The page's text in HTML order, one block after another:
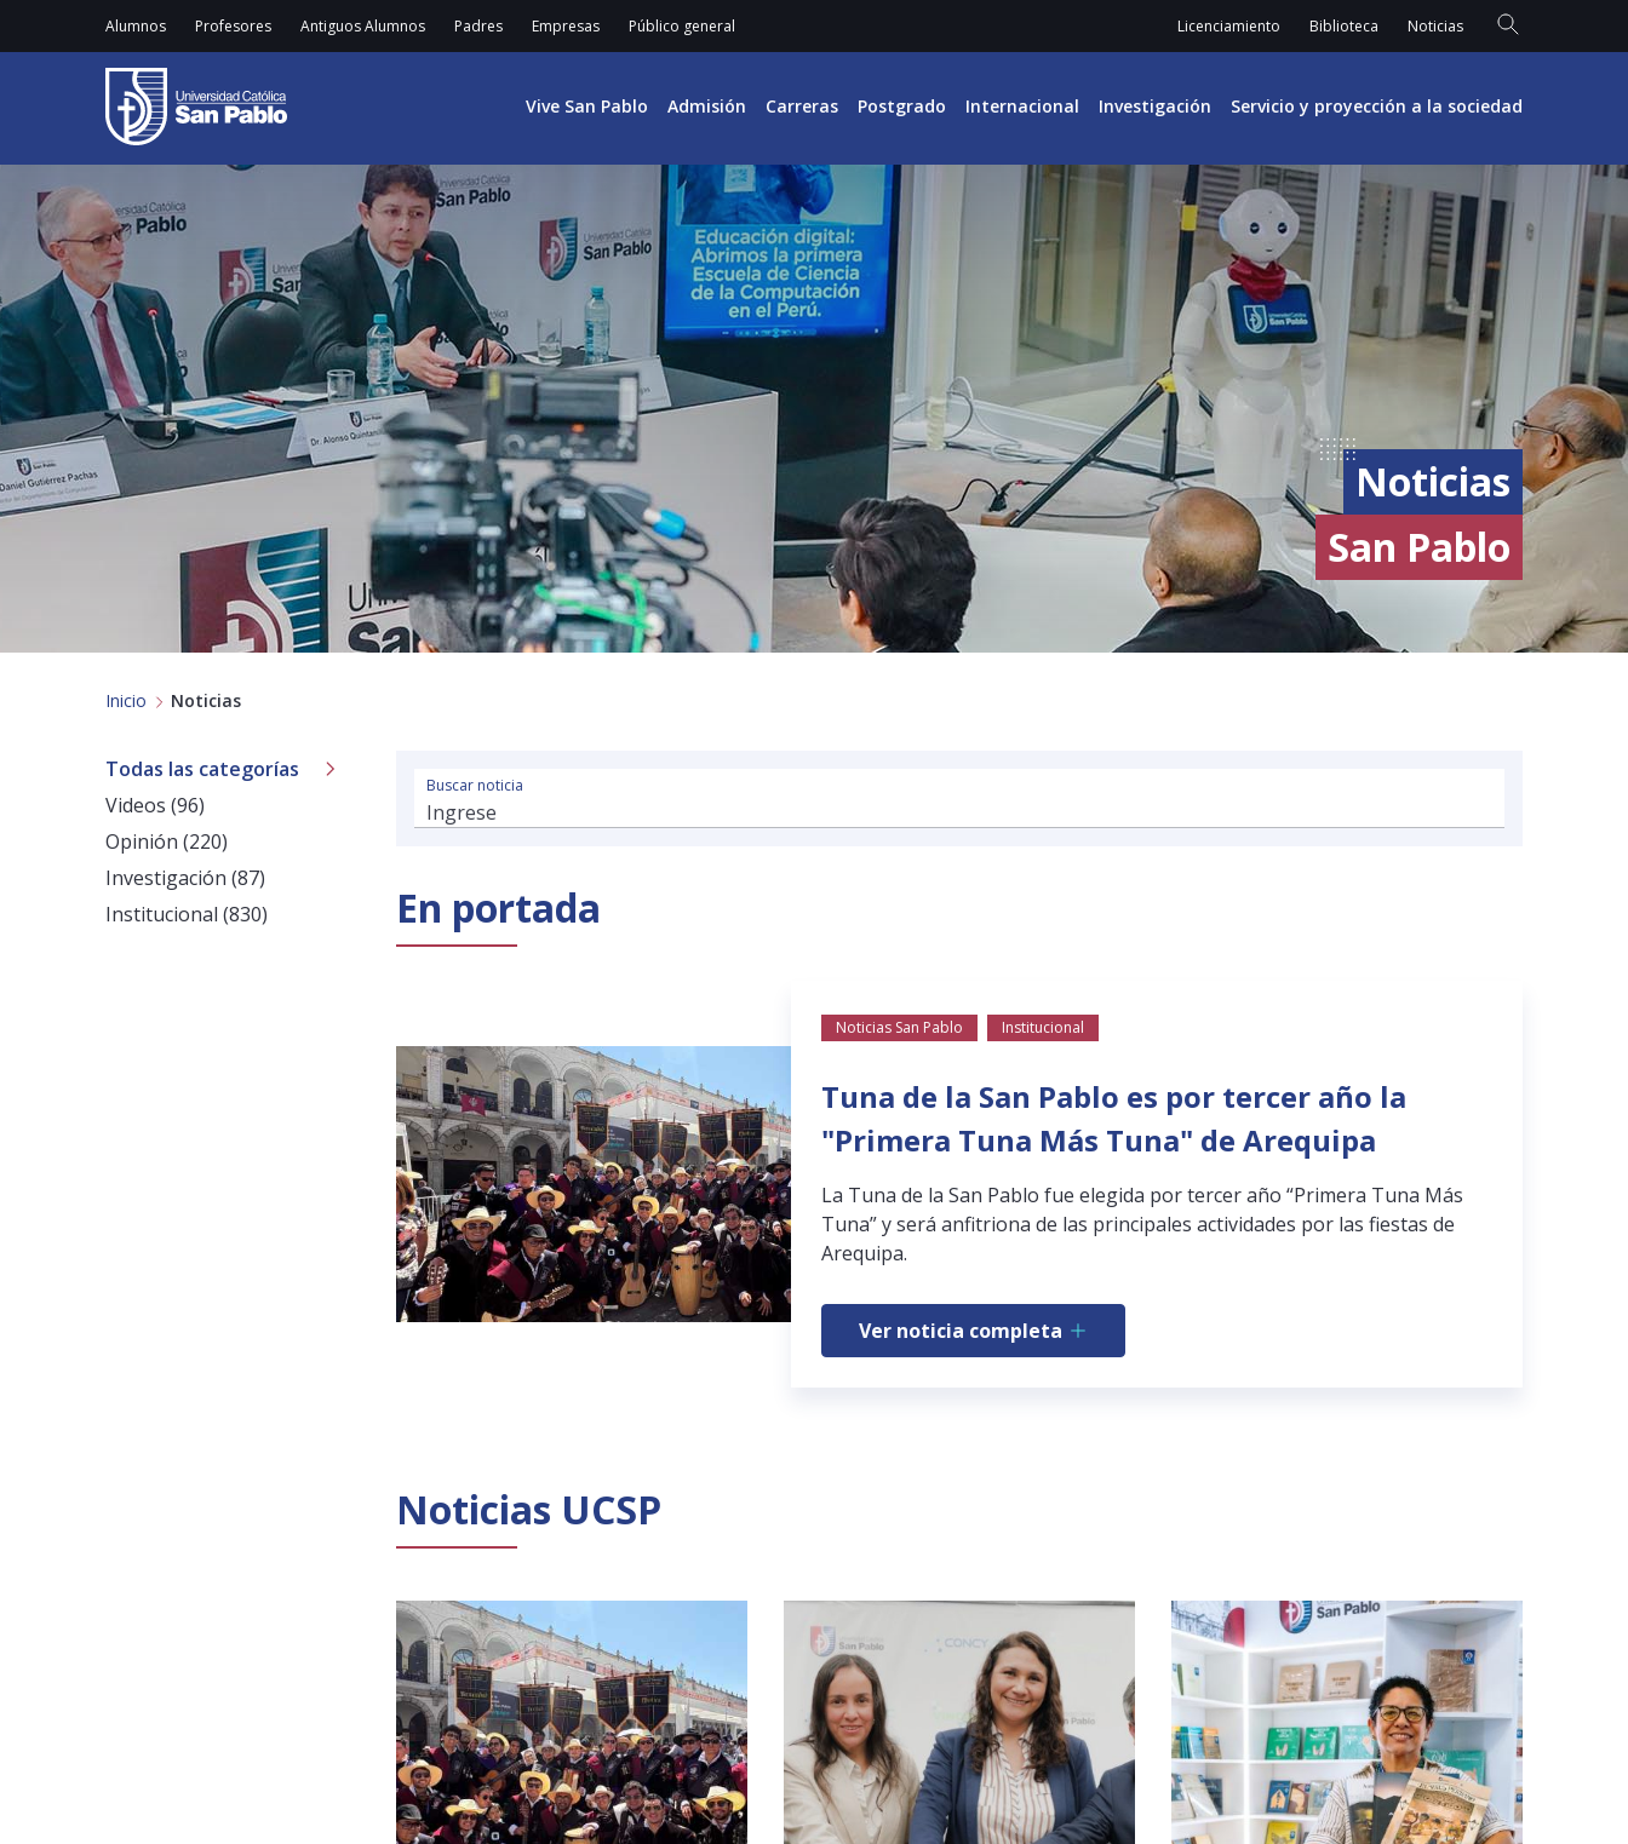
Alumnos Profesores Antiguos Alumnos Padres Empresas Público general Licenciamiento Biblioteca Noticias
Vive San Pablo Admisión Carreras Postgrado Internacional Investigación Servicio y proyección a la sociedad
Noticias
San Pablo
Inicio Noticias
Todas las categorías
Videos (96)
Opinión (220)
Investigación (87)
Institucional (830)
Buscar noticia
En portada
Noticias San Pablo Institucional
Tuna de la San Pablo es por tercer año la
"Primera Tuna Más Tuna" de Arequipa
La Tuna de la San Pablo fue elegida por tercer año “Primera Tuna Más
Tuna” y será anfitriona de las principales actividades por las fiestas de
Arequipa.
Ver noticia completa
Noticias UCSP